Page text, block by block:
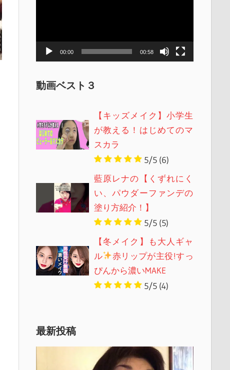
00:00 00:58
動画ベスト３
【キッズメイク】小学生
が教える！はじめてのマ
スカラ
5/5 (6)
藍原レナの【くずれにく
い、パウダーファンデの
塗り方紹介！】
5/5 (5)
【冬メイク】も大人ギャ
ル
赤リップが主役!すっ
ぴんから濃いMAKE
5/5 (4)
最新投稿